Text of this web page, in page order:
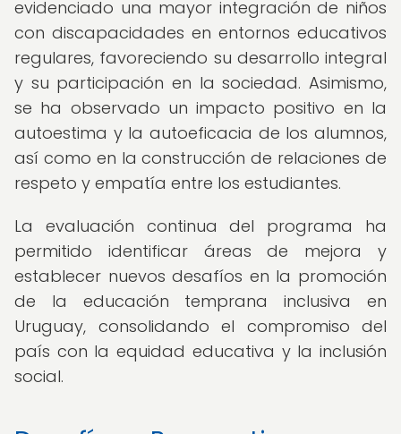
evidenciado una mayor integración de niños
con discapacidades en entornos educativos
regulares, favoreciendo su desarrollo integral
y su participación en la sociedad. Asimismo,
se ha observado un impacto positivo en la
autoestima y la autoeficacia de los alumnos,
así como en la construcción de relaciones de
respeto y empatía entre los estudiantes.
La evaluación continua del programa ha
permitido identificar áreas de mejora y
establecer nuevos desafíos en la promoción
de la educación temprana inclusiva en
Uruguay, consolidando el compromiso del
país con la equidad educativa y la inclusión
social.